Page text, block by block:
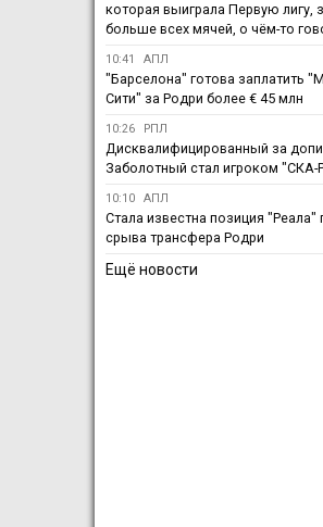
которая выиграла Первую лигу,
больше всех мячей, о чём-то
10:41 АПЛ
"Барселона" готова заплатить
Сити" за Родри более € 45 млн
10:26 РПЛ
Дисквалифицированный за
Заболотный стал игроком "СКА-
10:10 АПЛ
Стала известна позиция "Реала"
срыва трансфера Родри
Ещё новости